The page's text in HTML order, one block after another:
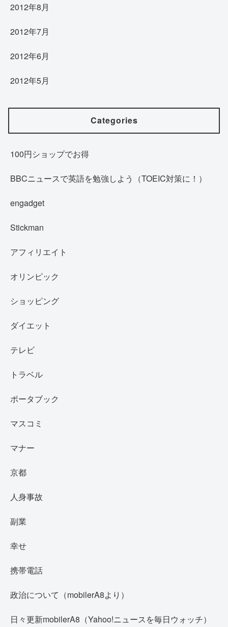
2012年8月
2012年7月
2012年6月
2012年5月
Categories
100円ショップでお得
BBCニュースで英語を勉強しよう（TOEIC対策に！）
engadget
Stickman
アフィリエイト
オリンピック
ショッピング
ダイエット
テレビ
トラベル
ポータブック
マスコミ
マナー
京都
人身事故
副業
幸せ
携帯電話
政治について（mobilerA8より）
日々更新mobilerA8（Yahoo!ニュースを毎日ウォッチ）